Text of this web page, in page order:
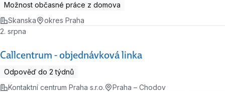
Možnost občasné práce z domova
Skanska
okres Praha
Callcentrum - objednávková linka
2. srpna
Odpověď do 2 týdnů
Kontaktní centrum Praha s.r.o.
Praha – Chodov